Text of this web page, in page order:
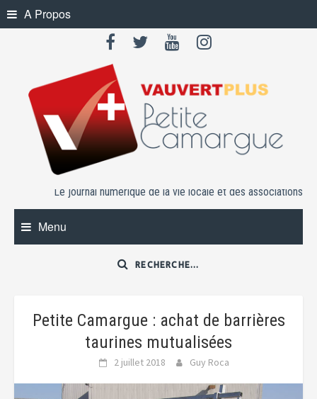
Skip
to
A Propos
Le journal numérique de la vie locale et des associations
Menu
Petite Camargue : achat de barrières
taurines mutualisées
2 juillet 2018 Guy Roca